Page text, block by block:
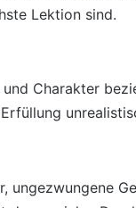
Lektion sind.
Charakter